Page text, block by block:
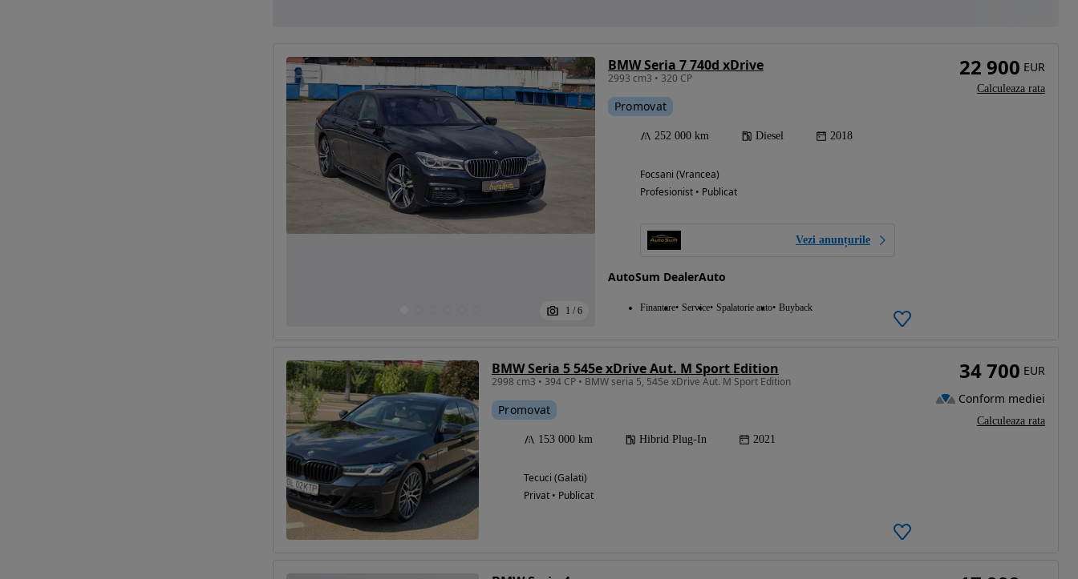
1 / 6
BMW Seria 7 740d xDrive
2993 cm3 • 320 CP
Promovat
252 000 km Diesel 2018
Focsani (Vrancea)
Profesionist • Publicat
Vezi anunțurile
AutoSum DealerAuto
Finantare Service Spalatorie auto Buyback
22 900 EUR
Calculeaza rata
BMW Seria 5 545e xDrive Aut. M Sport Edition
2998 cm3 • 394 CP • BMW seria 5, 545e xDrive Aut. M Sport Edition
Promovat
153 000 km Hibrid Plug-In 2021
Tecuci (Galati)
Privat • Publicat
34 700 EUR
Conform mediei
Calculeaza rata